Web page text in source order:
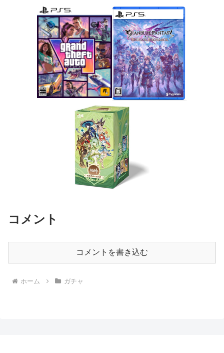
コメント
コメントを書き込む
ホーム ガチャ